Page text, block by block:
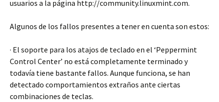
usuarios a la página http://community.linuxmint.com.
Algunos de los fallos presentes a tener en cuenta son estos:
· El soporte para los atajos de teclado en el ‘Peppermint
Control Center’ no está completamente terminado y
todavía tiene bastante fallos. Aunque funciona, se han
detectado comportamientos extraños ante ciertas
combinaciones de teclas.